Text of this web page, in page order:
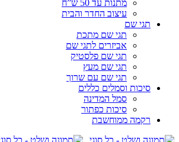
מתנות עד 50 ש”ח
עיצוב החדר והבית
תגי שם
תגי שם מתכת
אביזרים לתגי שם
תגי שם פלסטיק
תגי שם מעץ
תגי שם עם שרוך
סיכות וסמלים כללים
סמל המדינה
סיכות כפתור
רקמה ממוחשבת